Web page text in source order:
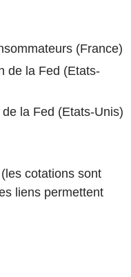
(France)
de la Fed (Etats-
la Fed (Etats-Unis)
cotations sont
liens permettent